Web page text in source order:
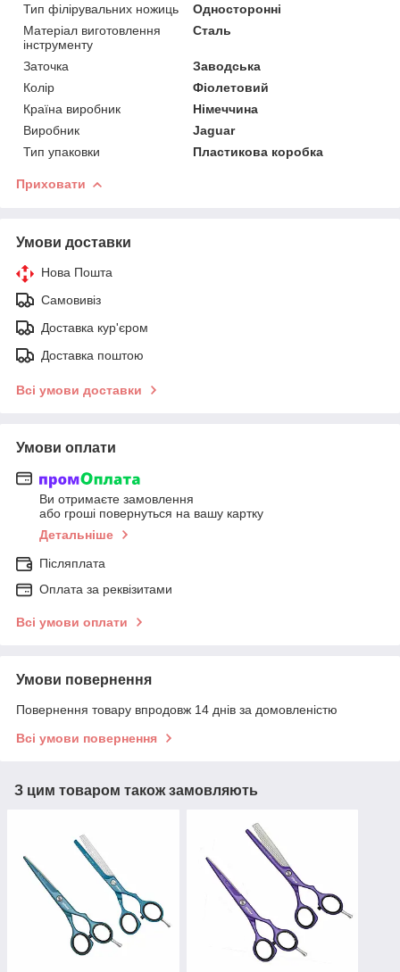
Тип філірувальних ножиць
Односторонні
Матеріал виготовлення
інструменту
Сталь
Заточка
Заводська
Колір
Фіолетовий
Країна виробник
Німеччина
Виробник
Jaguar
Тип упаковки
Пластикова коробка
Приховати
Умови доставки
Нова Пошта
Самовивіз
Доставка кур'єром
Доставка поштою
Всі умови доставки
Умови оплати
Ви отримаєте замовлення
або гроші повернуться на вашу картку
Детальніше
Післяплата
Оплата за реквізитами
Всі умови оплати
Умови повернення
Повернення товару впродовж 14 днів за домовленістю
Всі умови повернення
З цим товаром також замовляють